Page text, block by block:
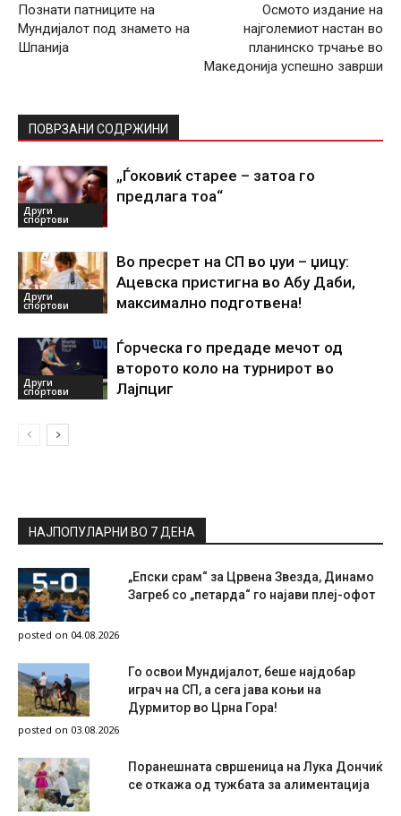
Познати патниците на
Мундијалот под знамето на
Шпанија
Осмото издание на
најголемиот настан во
планинско трчање во
Македонија успешно заврши
ПОВРЗАНИ СОДРЖИНИ
Други
спортови
„Ѓоковиќ старее – затоа го
предлага тоа“
Други
спортови
Во пресрет на СП во џуи – џицу:
Ацевска пристигна во Абу Даби,
максимално подготвена!
Други
спортови
Ѓорческа го предаде мечот од
второто коло на турнирот во
Лајпциг
НАЈПОПУЛАРНИ ВО 7 ДЕНА
„Епски срам“ за Црвена Звезда, Динамо
Загреб со „петарда“ го најави плеј-офот
posted on 04.08.2026
Го освои Мундијалот, беше најдобар
играч на СП, а сега јава коњи на
Дурмитор во Црна Гора!
posted on 03.08.2026
Поранешната свршеница на Лука Дончиќ
се откажа од тужбата за алиментација